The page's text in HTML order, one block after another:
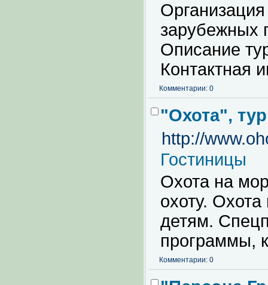
зарубежных
Описание
Контактная
Комментарии: 0
"Охота",
http://
Гостиницы
Охота на
охоту.
детям.
программы,
Комментарии: 0